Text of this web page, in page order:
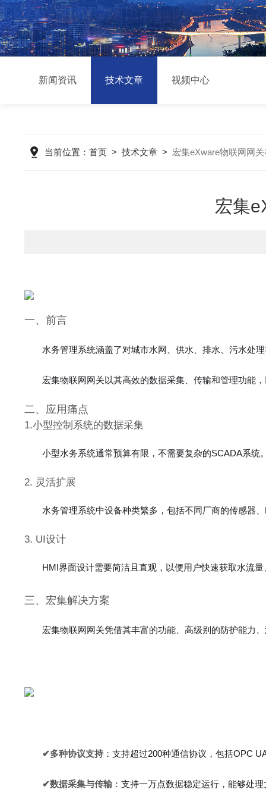
新闻资讯 技术文章 视频中心
当前位置： 首页> 技术文章> 宏集eXware物联网网
宏集
一、 前言
水务管理系统涵盖了对城市水网、供水、排水、污水处
宏集物联网网关以其高效的数据采集、传输和管理功能
二、应用痛点
1.小型控制系统的数据采集
小型水务系统通常预算有限，不需要复杂的SCADA系
2. 灵活扩展
水务管理系统中设备种类繁多，包括不同厂商的传感器
3. UI设计
HMI界面设计需要简洁且直观，以便用户快速获取水流
三、宏集解决方案
宏集物联网网关凭借其丰富的功能、高级别的防护能力
✔多种协议支持：支持超过200种通信协议，包括OPC
✔数据采集与传输：支持一万点数据稳定运行，能够处